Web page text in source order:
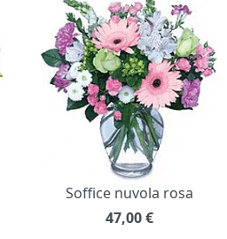
Soffice nuvola rosa
47,00€